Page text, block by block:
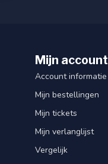
Mijn account
Account informatie
Mijn bestellingen
Mijn tickets
Mijn verlanglijst
Vergelijk